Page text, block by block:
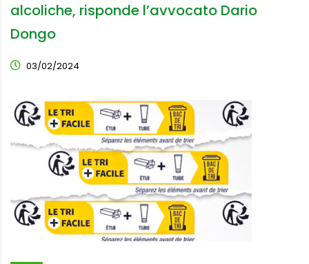
alcoliche, risponde l’avvocato Dario
Dongo
03/02/2024